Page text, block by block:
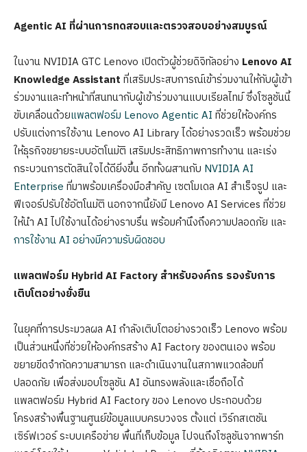
Agentic AI ที่ผ่านการทดสอบและตรวจสอบอย่างสมบูรณ์
ในงาน NVIDIA GTC Lenovo เปิดตัวผู้ช่วยดิจิทัลอย่าง Lenovo AI
Knowledge Assistant ที่เสริมประสบการณ์เข้าร่วมงานให้กับผู้เข้า
ร่วมงานและทำหน้าที่สนทนากับผู้เข้าร่วมงานแบบเรียลไทม์ ซึ่งโซลูชันนี้
ขับเคลื่อนด้วยแพลตฟอร์ม Lenovo Agentic AI ที่ช่วยให้องค์กร
ปรับแต่งการใช้งาน Lenovo AI Library ได้อย่างรวดเร็ว พร้อมช่วย
ให้ธุรกิจขยายระบบอัตโนมัติ เสริมประสิทธิภาพการทำงาน และเร่ง
กระบวนการตัดสินใจได้ดียิ่งขึ้น อีกทั้งผสานกับ NVIDIA AI
Enterprise ที่มาพร้อมเครื่องมือสำคัญ เซตโมเดล AI สำเร็จรูป และ
ฟีเจอร์ปรับใช้อัตโนมัติ นอกจากนี้ยังมี Lenovo AI Services ที่ช่วย
ให้นำ AI ไปใช้งานได้อย่างราบรื่น พร้อมคำนึงถึงความปลอดภัย และ
การใช้งาน AI อย่างมีความรับผิดชอบ
แพลตฟอร์ม Hybrid AI Factory สำหรับองค์กร รองรับการ
เติบโตอย่างยั่งยืน
ในยุคที่การประมวลผล AI กำลังเติบโตอย่างรวดเร็ว Lenovo พร้อม
เป็นส่วนหนึ่งที่ช่วยให้องค์กรสร้าง AI Factory ของตนเอง พร้อม
ขยายขีดจำกัดความสามารถ และดำเนินงานในสภาพแวดล้อมที่
ปลอดภัย เพื่อส่งมอบโซลูชัน AI อันทรงพลังและเชื่อถือได้
แพลตฟอร์ม Hybrid AI Factory ของ Lenovo ประกอบด้วย
โครงสร้างพื้นฐานศูนย์ข้อมูลแบบครบวงจร ตั้งแต่ เวิร์กสเตชัน
เซิร์ฟเวอร์ ระบบเครือข่าย พื้นที่เก็บข้อมูล ไปจนถึงโซลูชันจากพาร์ท